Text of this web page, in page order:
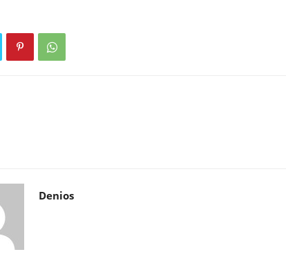
Denios